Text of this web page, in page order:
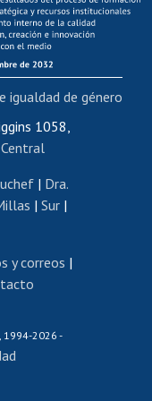
de títulos
Estudiantil
1058,
| Dra.
| Sur |
y correos |
, 1994-2026 -
igualdad de género